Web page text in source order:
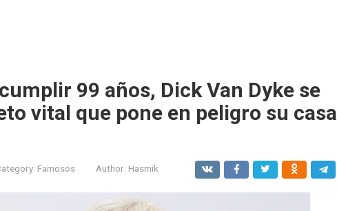
99 años, Dick Van Dyke se
vital que pone en peligro su casa
Famosos Author: Hasmik